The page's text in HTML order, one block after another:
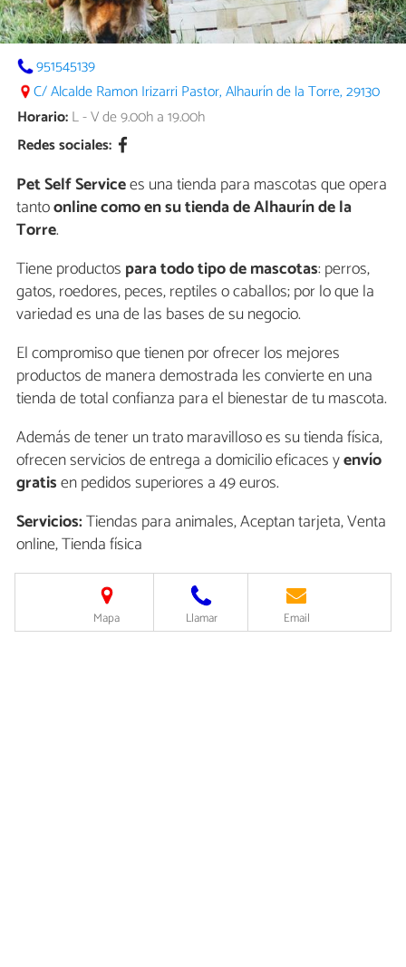
951545139
C/ Alcalde Ramon Irizarri Pastor, Alhaurín de la Torre, 29130
Horario:L - V de 9.00h a 19.00h
Redes sociales:
Pet Self Servicees una tienda para mascotas que opera
tantoonline como en su tienda de Alhaurín de la
Torre.
Tiene productos para todo tipo de mascotas: perros,
gatos, roedores, peces, reptiles o caballos; por lo que la
variedad es una de las bases de su negocio.
El compromiso que tienen por ofrecer los mejores
productos de manera demostrada les convierte en una
tienda de total confianza para el bienestar de tu mascota.
Además de tener un trato maravilloso es su tienda física,
ofrecen servicios de entrega a domicilio eficaces yenvío
gratisen pedidos superiores a 49 euros.
Servicios:Tiendas para animales, Aceptan tarjeta, Venta
online, Tienda física
Mapa Llamar Email